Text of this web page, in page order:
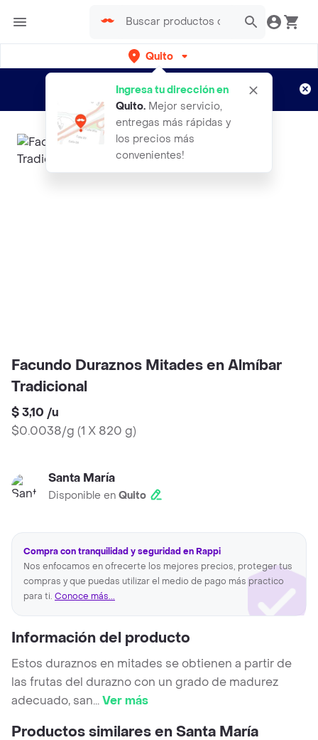
Quito
Ingresa tu dirección en
Quito. Mejor servicio,
entregas más rápidas y
los precios más
convenientes!
envíos gratis por semanas
Aplican TyC
Facundo Duraznos Mitades en Almíbar
Tradicional
$ 3,10 /u
$0.0038/g (1 X 820 g)
Santa María
Disponible en Quito
Compra con tranquilidad y seguridad en Rappi
Nos enfocamos en ofrecerte los mejores precios, proteger tus
compras y que puedas utilizar el medio de pago más practico
para ti. Conoce más...
Información del producto
Estos duraznos en mitades se obtienen a partir de
las frutas del durazno con un grado de madurez
adecuado, san...Ver más
Productos similares en Santa María